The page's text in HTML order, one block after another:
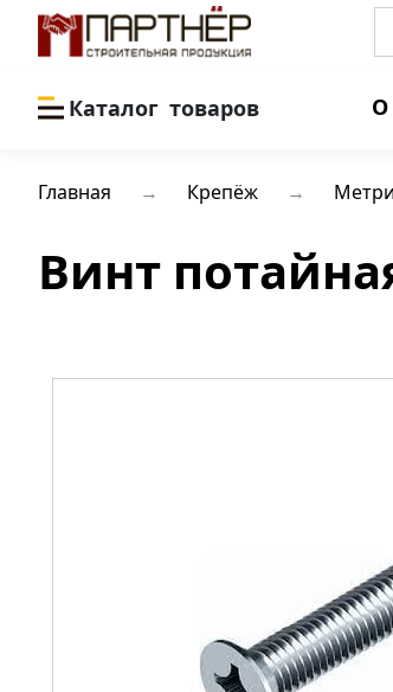
Каталог товаров О
Главная Крепёж
Винт